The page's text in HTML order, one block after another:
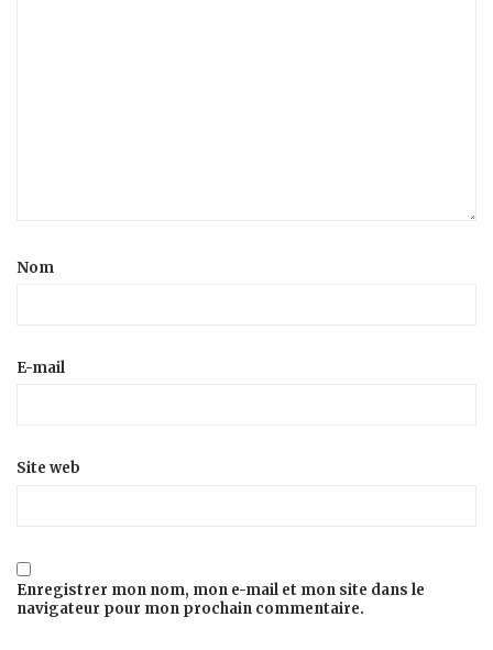
Nom
E-mail
Site web
Enregistrer mon nom, mon e-mail et mon site dans le
navigateur pour mon prochain commentaire.